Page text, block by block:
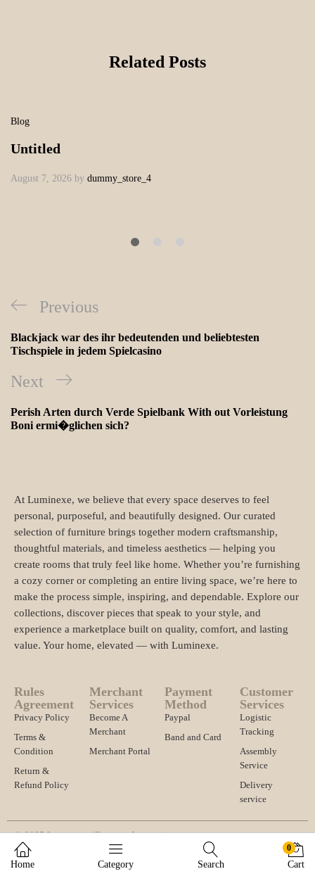
Related Posts
Blog
Untitled
August 7, 2026 by dummy_store_4
Previous
Blackjack war des ihr bedeutenden und beliebtesten
Tischspiele in jedem Spielcasino
Next
Perish Arten durch Verde Spielbank With out Vorleistung
Boni ermi�glichen sich?
At Luminexe, we believe that every space deserves to feel
personal, purposeful, and beautifully designed. Our curated
selection of furniture brings together modern craftsmanship,
thoughtful materials, and timeless aesthetics — helping you
create rooms that truly feel like home. Whether you’re furnishing
a cozy corner or completing an entire living space, we’re here to
make the process simple, inspiring, and dependable. Explore our
collections, discover pieces that speak to your style, and
experience a marketplace built on quality, comfort, and lasting
value. Your home, elevated — with Luminexe.
Rules
Agreement
Privacy Policy
Terms &
Condition
Return &
Refund Policy
Merchant
Services
Become A
Merchant
Merchant Portal
Payment
Method
Paypal
Band and Card
Customer
Services
Logistic
Tracking
Assembly
Service
Delivery
service
© 2025 Luminexe. |Business License |
Import and export registration and other qualifications |
Address 1234567
Home Category Search
0
Cart